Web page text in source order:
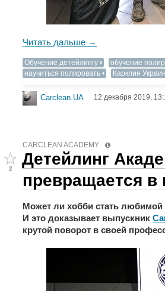
Читать дальше →
Обучение детейлингу обучение
научиться полировать
Карклин
Carclean.UA 12 декабря 2019,
CARCLEAN ACADEMY
2
Детейлинг
превращается
Может ли хобби стать любимой
И это доказывает выпускник
крутой поворот в своей